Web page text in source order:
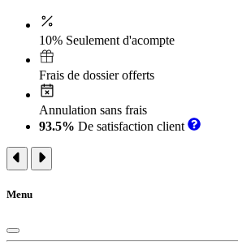
10% Seulement d'acompte
Frais de dossier offerts
Annulation sans frais
93.5% De satisfaction client
Menu